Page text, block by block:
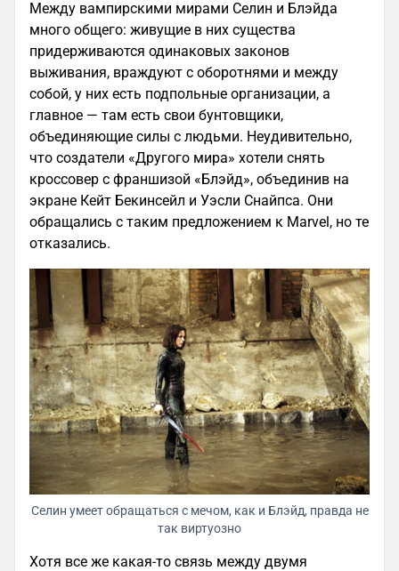
Между вампирскими мирами Селин и Блэйда
много общего: живущие в них существа
придерживаются одинаковых законов
выживания, враждуют с оборотнями и между
собой, у них есть подпольные организации, а
главное — там есть свои бунтовщики,
объединяющие силы с людьми. Неудивительно,
что создатели «Другого мира» хотели снять
кроссовер с франшизой «Блэйд», объединив на
экране Кейт Бекинсейл и Уэсли Снайпса. Они
обращались с таким предложением к Marvel, но те
отказались.
Селин умеет обращаться с мечом, как и Блэйд, правда не
так виртуозно
Хотя все же какая-то связь между двумя